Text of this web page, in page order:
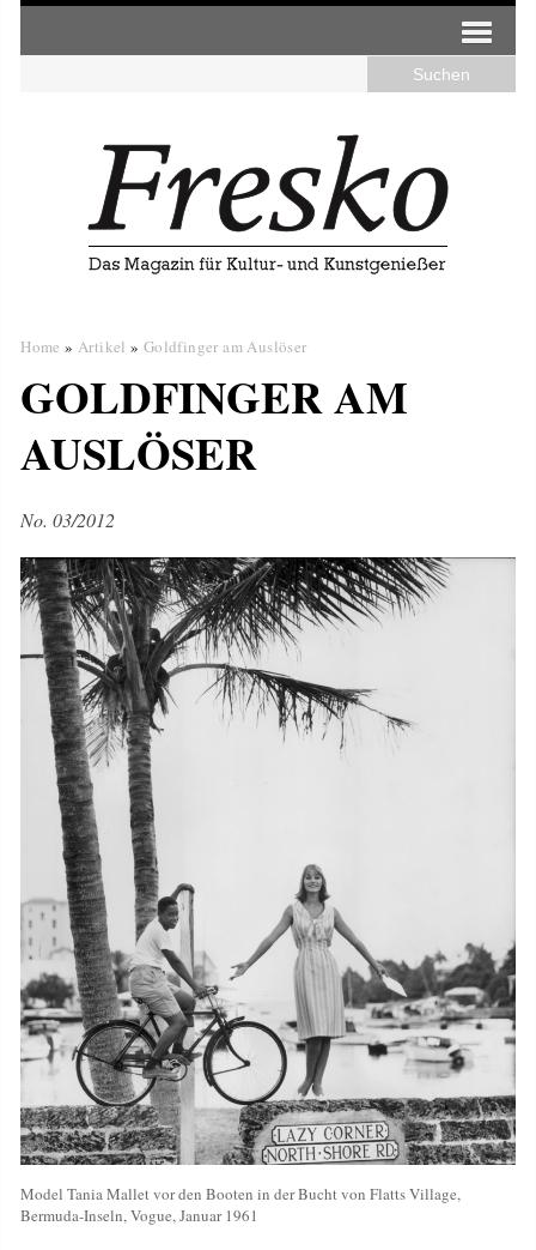
Home » Artikel » Goldfinger am Auslöser
GOLDFINGER AM
AUSLÖSER
No. 03/2012
Model Tania Mallet vor den Booten in der Bucht von Flatts Village,
Bermuda-Inseln, Vogue, Januar 1961